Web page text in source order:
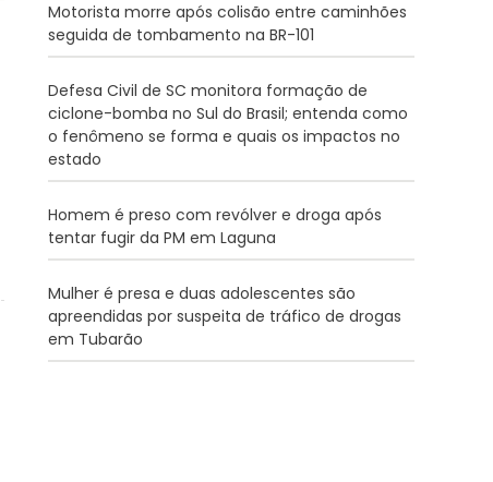
Motorista morre após colisão entre caminhões
seguida de tombamento na BR-101
Defesa Civil de SC monitora formação de
ciclone-bomba no Sul do Brasil; entenda como
o fenômeno se forma e quais os impactos no
estado
Homem é preso com revólver e droga após
tentar fugir da PM em Laguna
Mulher é presa e duas adolescentes são
apreendidas por suspeita de tráfico de drogas
em Tubarão